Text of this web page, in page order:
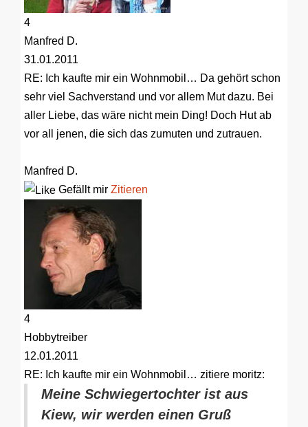
4
Manfred D.
31.01.2011
RE: Ich kaufte mir ein Wohnmobil… Da gehört schon
sehr viel Sachverstand und vor allem Mut dazu. Bei
aller Liebe, das wäre nicht mein Ding! Doch Hut ab
vor all jenen, die sich das zumuten und zutrauen.
Manfred D.
Gefällt mir Zitieren
4
Hobbytreiber
12.01.2011
RE: Ich kaufte mir ein Wohnmobil… zitiere moritz:
Meine Schwiegertochter ist aus
Kiew, wir werden einen Gruß